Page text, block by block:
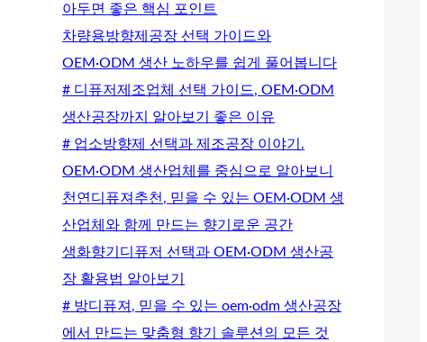
아두면 좋은 핵심 포인트
차량용방향제공장 선택 가이드와
OEM·ODM 생산 노하우를 쉽게 풀어봅니다
# 디퓨저제조업체 선택 가이드, OEM·ODM
생산공장까지 알아보기 좋은 이유
# 업소방향제 선택과 제조공장 이야기.
OEM·ODM 생산업체를 중심으로 알아보니
천연디퓨져추천, 믿을 수 있는 OEM·ODM 생
산업체와 함께 만드는 향기로운 공간
생화향기디퓨저 선택과 OEM·ODM 생산공
장 활용법 알아보기
# 방디퓨져, 믿을 수 있는 oem·odm 생산공장
에서 만드는 맞춤형 향기 솔루션의 모든 것